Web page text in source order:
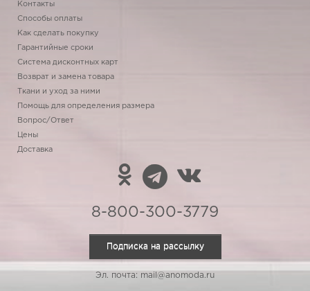
Контакты
Способы оплаты
Как сделать покупку
Гарантийные сроки
Система дисконтных карт
Возврат и замена товара
Ткани и уход за ними
Помощь для определения размера
Вопрос/Ответ
Цены
Доставка
8-800-300-3779
Подписка на рассылку
Эл. почта: mail@anomoda.ru